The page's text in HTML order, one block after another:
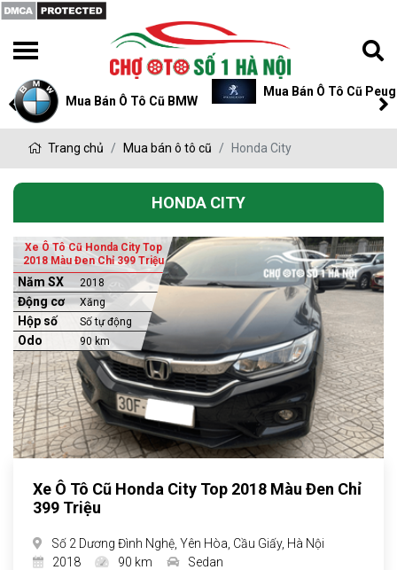
Mua Bán Ô Tô Cũ BMW
Mua Bán Ô Tô Cũ
Trang chủ Mua bán ô tô cũ Honda City
HONDA CITY
Xe Ô Tô Cũ Honda City Top
2018 Màu Đen Chỉ 399 Triệu
Năm SX 2018
Động cơ Xăng
Hộp số Số tự động
Odo 90 km
Xe Ô Tô Cũ Honda City Top 2018 Màu Đen Chỉ
399 Triệu
Số 2 Dương Đình Nghệ, Yên Hòa, Cầu Giấy, Hà Nội
2018
90 km Sedan